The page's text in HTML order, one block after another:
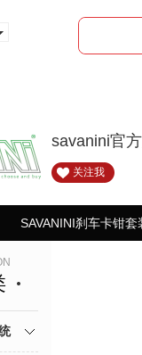
savanini官
关注我
SAVANINI刹车卡钳套